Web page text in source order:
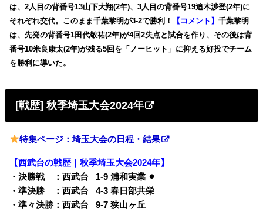
は、2人目の背番号13山下大翔(2年)、3人目の背番号19追木渉登(2年)に
それぞれ交代。このまま千葉黎明が3-2で勝利！
【コメント】千葉黎明
は、先発の背番号1田代敬祐(2年)が4回2失点と試合を作り、その後は背
番号10米良康太(2年)が残る5回を「ノーヒット」に抑える好投でチーム
を勝利に導いた。
[戦歴] 秋季埼玉大会2024年
特集ページ：埼玉大会の日程・結果
【西武台の戦歴｜秋季埼玉大会2024年】
・決勝戦 ：西武台
1-9 浦和実業 ⚫︎
・準決勝 ：西武台
04-3 春日部共栄
・準々決勝：西武台
09-7 狭山ヶ丘